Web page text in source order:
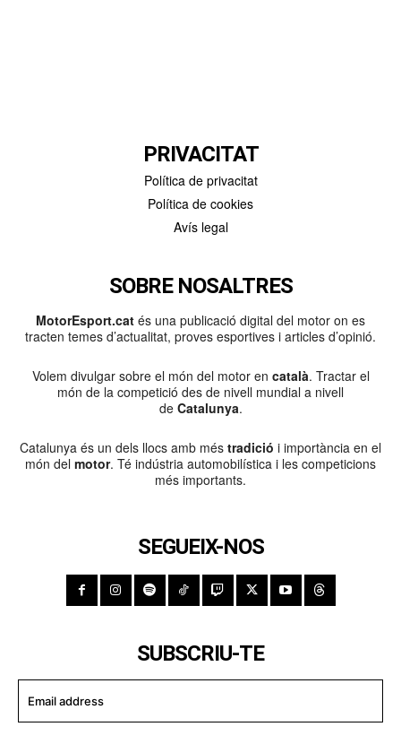
PRIVACITAT
Política de privacitat
Política de cookies
Avís legal
SOBRE NOSALTRES
MotorEsport.cat és una publicació digital del motor on es
tracten temes d’actualitat, proves esportives i articles d’opinió.
Volem divulgar sobre el món del motor en català. Tractar el
món de la competició des de nivell mundial a nivell
de Catalunya.
Catalunya és un dels llocs amb més tradició i importància en el
món del motor. Té indústria automobilística i les competicions
més importants.
SEGUEIX-NOS
SUBSCRIU-TE